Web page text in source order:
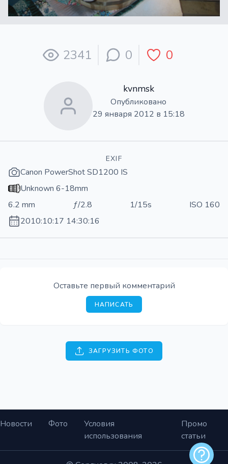
2341 0 0
kvnmsk
Опубликовано
29 января 2012 в 15:18
EXIF
Canon PowerShot SD1200 IS
Unknown 6-18mm
6.2 mm
ƒ/2.8 1/15s
ISO 160
2010:10:17 14:30:16
Оставьте первый комментарий
НАПИСАТЬ
ЗАГРУЗИТЬ ФОТО
Новости Фото
Условия
использования
Промо
статьи